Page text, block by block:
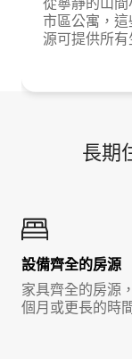
市區公寓，
源可提供所有
長期
設備齊全的房源
家具齊全的房源
個月或更長的時